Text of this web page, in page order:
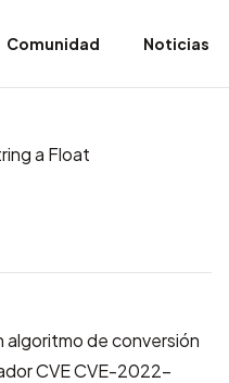
Comunidad Noticias
a Float
algoritmo de conversión
CVECVE-2022-